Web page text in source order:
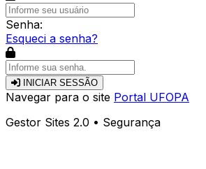
Senha:
Esqueci a senha?
INICIAR SESSÃO
Navegar para o site Portal UFOPA
Gestor Sites 2.0 • Segurança